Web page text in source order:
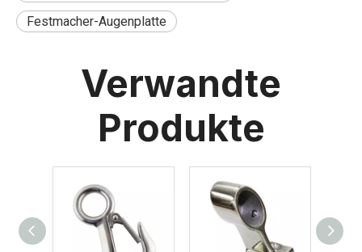
Festmacher-Augenplatte
Verwandte
Produkte